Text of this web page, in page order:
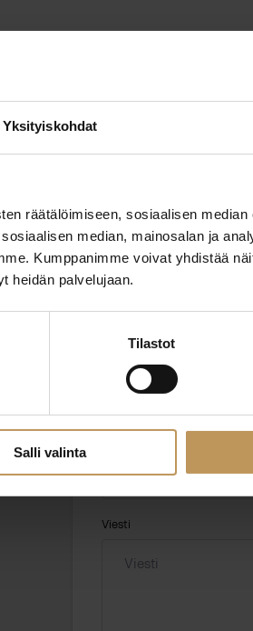
Yksityiskohdat
räätälöimiseen, sosiaalisen
median, mainosalan ja
Kumppanimme voivat yhdistää
heidän palvelujaan.
Tilastot
Salli valinta
" näyttää
Nimi*
Viesti